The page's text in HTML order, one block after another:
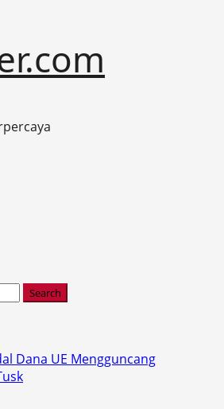
Dana UE Mengguncang